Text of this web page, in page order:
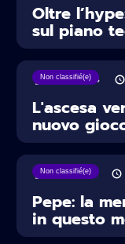
Oltre
sul piano
Non classifié(e)
07/06/2024
L'ascesa
nuovo
Non classifié(e)
17/05/2024
Pepe: la
in questo